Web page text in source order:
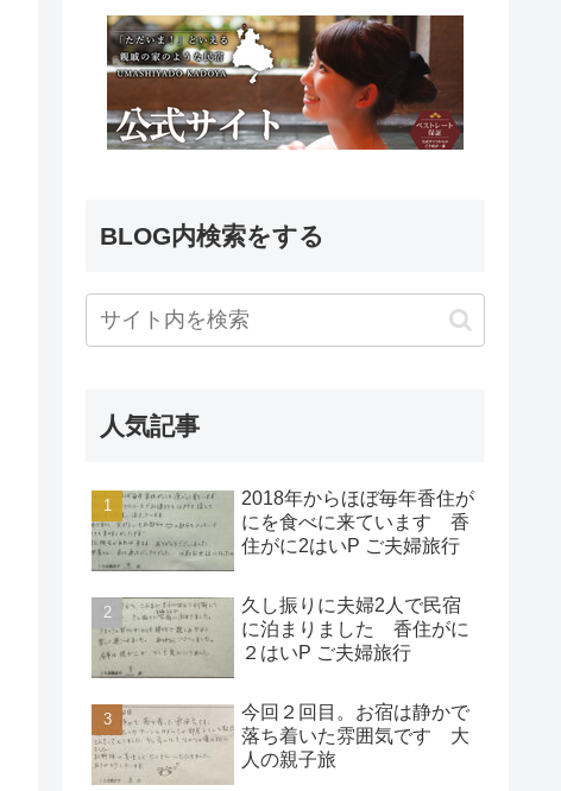
BLOG内検索をする
人気記事
2018年からほぼ毎年香住が
にを食べに来ています 香
住がに2はいP ご夫婦旅行
久し振りに夫婦2人で民宿
に泊まりました 香住がに
２はいP ご夫婦旅行
今回２回目。お宿は静かで
落ち着いた雰囲気です 大
人の親子旅